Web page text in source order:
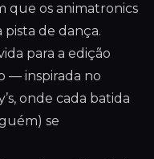
que os animatronics
de dança.
para a edição
— inspirada no
onde cada batida
se